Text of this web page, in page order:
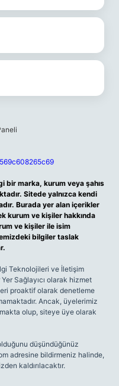
bir marka, kurum veya şahıs
Sitede yalnızca kendi
Burada yer alan içerikler
kurum ve kişiler hakkında
ve kişiler ile isim
bilgiler taslak
Teknolojileri ve İletişim
Sağlayıcı olarak hizmet
proaktif olarak denetleme
Ancak, üyelerimiz
olup, siteye üye olarak
düşündüğünüz
adresine bildirmeniz halinde,
kaldırılacaktır.